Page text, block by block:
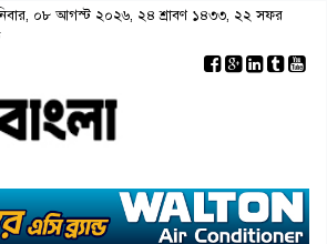
০৮ আগস্ট ২০২৬, ২৪ শ্রাবণ ১৪৩৩, ২২ সফর
রাজশাহী
রংপুর
সিলেট ভিডিও
ফটো গ্যালারী